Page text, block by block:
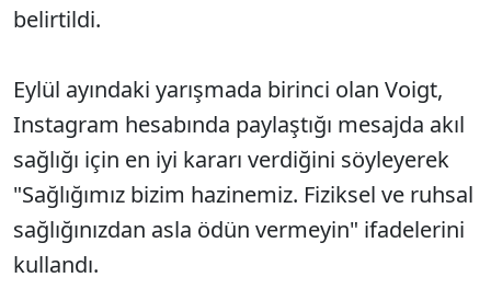
belirtildi.
Eylül ayındaki yarışmada birinci olan Voigt,
Instagram hesabında paylaştığı mesajda akıl
sağlığı için en iyi kararı verdiğini söyleyerek
"Sağlığımız bizim hazinemiz. Fiziksel ve ruhsal
sağlığınızdan asla ödün vermeyin" ifadelerini
kullandı.